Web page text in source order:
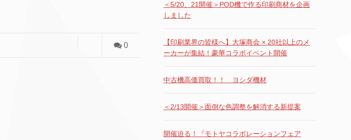
0
＜5/20、21開催＞POD機で作る印刷商材を企画
しました
【印刷業界の皆様へ】大塚商会 × 20社以上のメ
ーカーが集結！豪華コラボイベント開催
中古機高価買取！！ ヨシダ機材
＜2/13開催＞面倒な色調整を解消する新提案
開催迫る！『モトヤコラボレーションフェア